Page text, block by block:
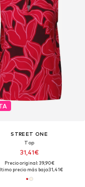
STREET ONE
Top
31,41€
Precio original: 39,90€
precio más bajo:31,41€